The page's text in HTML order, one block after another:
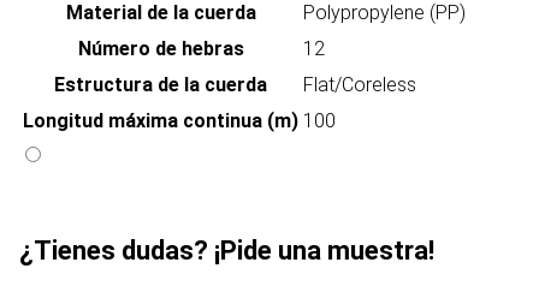
Material de la cuerda
Polypropylene (PP)
Número de hebras
12
Estructura de la cuerda
Flat/Coreless
Longitud máxima continua (m) 100
¿Tienes dudas? ¡Pide una muestra!